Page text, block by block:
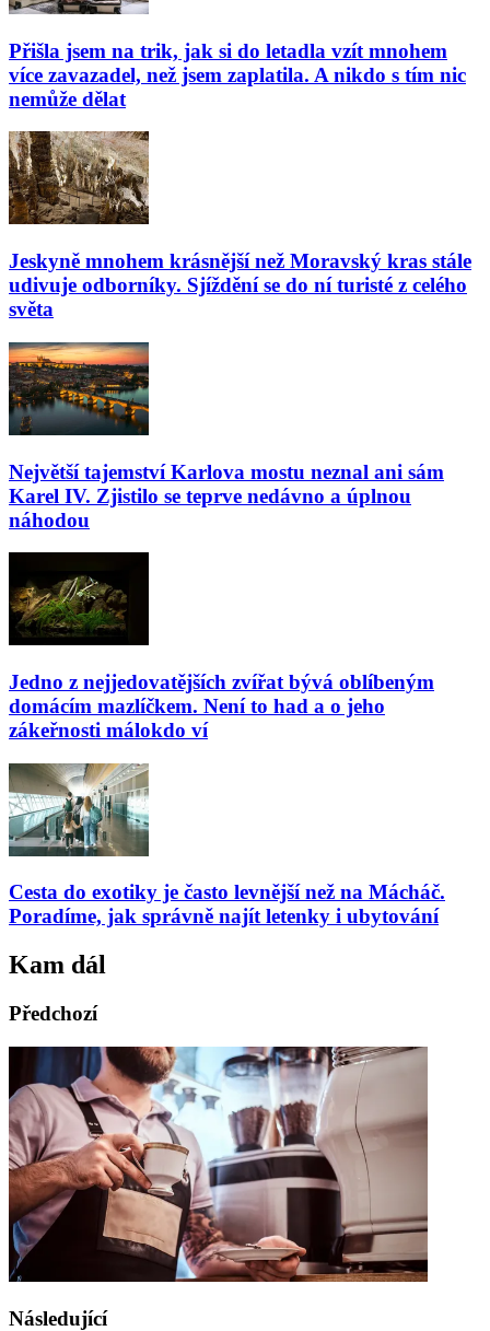
Přišla jsem na trik, jak si do letadla vzít mnohem
více zavazadel, než jsem zaplatila. A nikdo s tím nic
nemůže dělat
Jeskyně mnohem krásnější než Moravský kras stále
udivuje odborníky. Sjíždění se do ní turisté z celého
světa
Největší tajemství Karlova mostu neznal ani sám
Karel IV. Zjistilo se teprve nedávno a úplnou
náhodou
Jedno z nejjedovatějších zvířat bývá oblíbeným
domácím mazlíčkem. Není to had a o jeho
zákeřnosti málokdo ví
Cesta do exotiky je často levnější než na Mácháč.
Poradíme, jak správně najít letenky i ubytování
Kam dál
Předchozí
Následující